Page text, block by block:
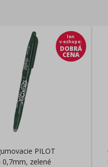
len
v eshope:
DOBRÁ
CENA
PILOT
0,7mm, zelené